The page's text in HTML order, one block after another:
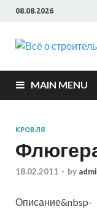
08.08.2026
MAIN MENU
КРОВЛЯ
18.02.2011 - by
Описание&nbsp-